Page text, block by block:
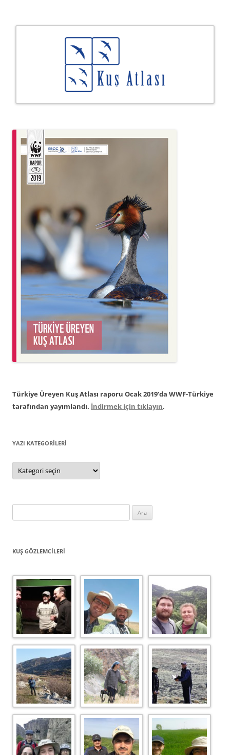
Türkiye Üreyen Kuş Atlası raporu Ocak 2019’da WWF-Türkiye
tarafından yayımlandı. İndirmek için tıklayın.
YAZI KATEGORILERI
Yazı
Kategorileri
KUŞ GÖZLEMCILERI